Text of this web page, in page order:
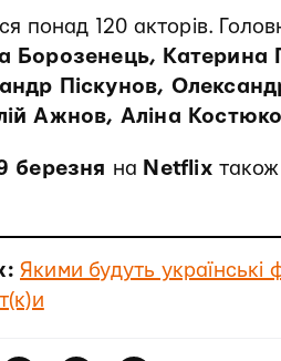
понад 120 акторів.
Борозенець, Катерина
Піскунов,
Ажнов, Аліна
березня на Netflix також
Якими будуть українські